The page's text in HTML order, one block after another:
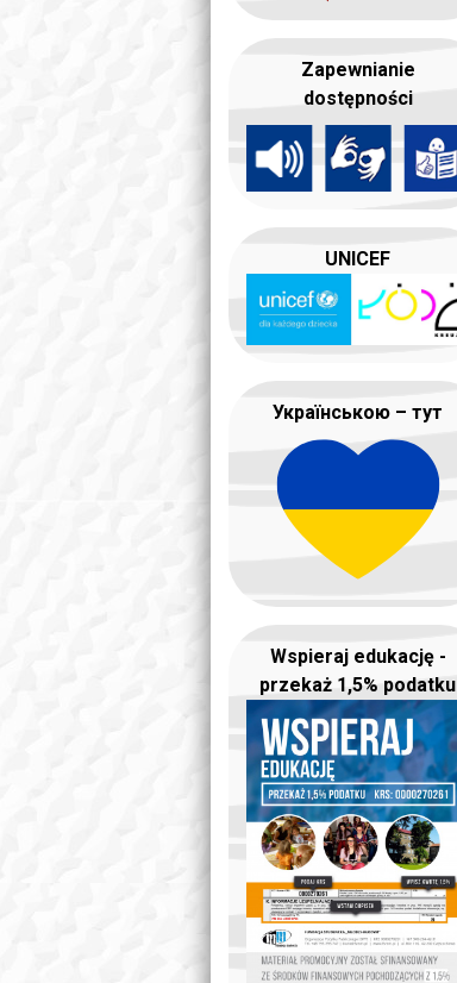
Zapewnianie
dostępności
UNICEF
Українською – тут
Wspieraj edukację -
przekaż 1,5% podatku